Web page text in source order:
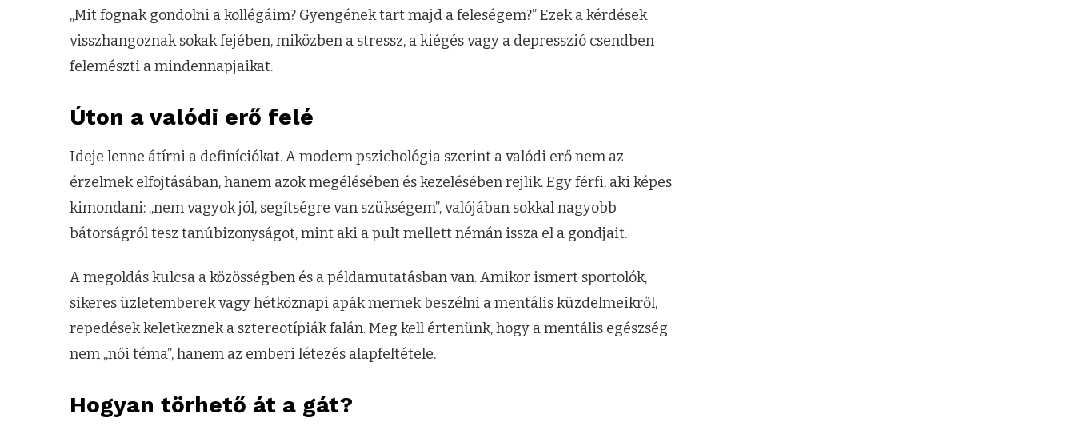
„Mit fognak gondolni a kollégáim? Gyengének tart majd a feleségem?” Ezek a kérdések
visszhangoznak sokak fejében, miközben a stressz, a kiégés vagy a depresszió csendben
felemészti a mindennapjaikat.
Úton a valódi erő felé
Ideje lenne átírni a definíciókat. A modern pszichológia szerint a valódi erő nem az
érzelmek elfojtásában, hanem azok megélésében és kezelésében rejlik. Egy férfi, aki képes
kimondani: „nem vagyok jól, segítségre van szükségem”, valójában sokkal nagyobb
bátorságról tesz tanúbizonyságot, mint aki a pult mellett némán issza el a gondjait.
A megoldás kulcsa a közösségben és a példamutatásban van. Amikor ismert sportolók,
sikeres üzletemberek vagy hétköznapi apák mernek beszélni a mentális küzdelmeikről,
repedések keletkeznek a sztereotípiák falán. Meg kell értenünk, hogy a mentális egészség
nem „női téma”, hanem az emberi létezés alapfeltétele.
Hogyan törhető át a gát?